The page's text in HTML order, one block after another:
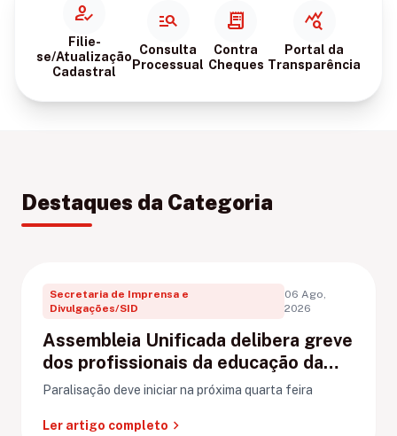
how_to_reg
Filie-
se/Atualização
Cadastral
manage_search
Consulta
Processual
receipt_long
Contra
Cheques
query_stats
Portal da
Transparência
Destaques da Categoria
Secretaria de Imprensa e
Divulgações/SID
06 Ago,
2026
Assembleia Unificada delibera greve
dos profissionais da educação da
rede municipal de Porto Velho
Paralisação deve iniciar na próxima quarta feira
Ler artigo completo chevron_right